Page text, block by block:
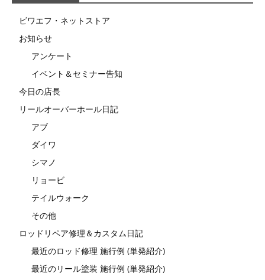
ビワエフ・ネットストア
お知らせ
アンケート
イベント＆セミナー告知
今日の店長
リールオーバーホール日記
アブ
ダイワ
シマノ
リョービ
テイルウォーク
その他
ロッドリペア修理＆カスタム日記
最近のロッド修理 施行例 (単発紹介)
最近のリール塗装 施行例 (単発紹介)